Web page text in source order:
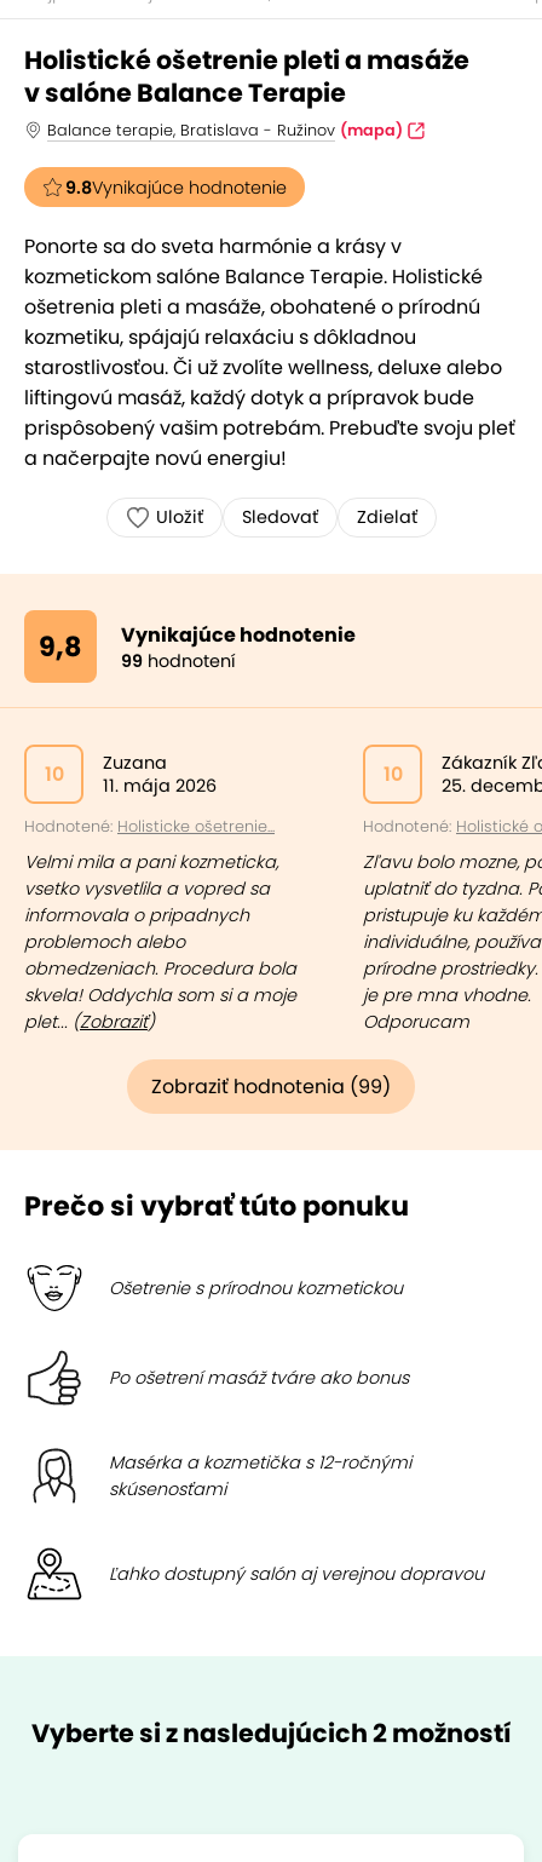
Holistické ošetrenie pleti a masáže
v salóne Balance Terapie
Balance terapie, Bratislava - Ružinov (mapa)
9.8Vynikajúce hodnotenie
Ponorte sa do sveta harmónie a krásy v
kozmetickom salóne Balance Terapie. Holistické
ošetrenia pleti a masáže, obohatené o prírodnú
kozmetiku, spájajú relaxáciu s dôkladnou
starostlivosťou. Či už zvolíte wellness, deluxe alebo
liftingovú masáž, každý dotyk a prípravok bude
prispôsobený vašim potrebám. Prebuďte svoju pleť
a načerpajte novú energiu!
Uložiť Sledovať Zdielať
9,8 Vynikajúce hodnotenie
99 hodnotení
10
Zuzana
11. mája 2026
Hodnotené: Holisticke ošetrenie...
Velmi mila a pani kozmeticka,
vsetko vysvetlila a vopred sa
informovala o pripadnych
problemoch alebo
obmedzeniach. Procedura bola
skvela! Oddychla som si a moje
plet... (Zobraziť)
10
Zákazník
25.
Hodnotené: Holistické
Zľavu bolo mozne,
uplatniť do tyzdna.
pristupuje ku
individuálne,
prírodne
je pre mna vhodne.
Odporucam
Zobraziť hodnotenia (99)
Prečo si vybrať túto ponuku
Ošetrenie s prírodnou kozmetickou
Po ošetrení masáž tváre ako bonus
Masérka a kozmetička s 12-ročnými
skúsenosťami
Ľahko dostupný salón aj verejnou dopravou
Vyberte si z nasledujúcich 2 možností